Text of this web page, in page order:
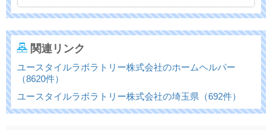
関連リンク
ユースタイルラボラトリー株式会社のホームヘルパー
（8620件）
ユースタイルラボラトリー株式会社の埼玉県（692件）